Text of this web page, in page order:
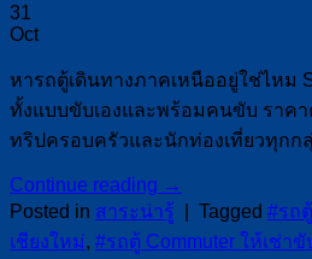
31
Oct
หารถตู้เดินทางภาคเหนืออยู่ใช่ไหม
ทั้งแบบขับเองและพร้อมคนขับ ราค
ทริปครอบครัวและนักท่องเที่ยวทุกก
Continue reading →
Posted in สาระน่ารู้ Tagged #รถ
เชียงใหม่, #รถตู้ Commuter ให้เช่าขั